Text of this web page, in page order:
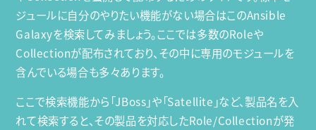
ジュールに自分のやりたい機能がない場合はこのAnsible
Galaxyを検索してみましょう。ここでは多数のRoleや
Collectionが配布されており、その中に専用のモジュールを
含んでいる場合も多々あります。
ここで検索機能から「JBoss」や「Satellite」など、製品名を入
れて検索すると、その製品を対応したRole/Collectionが発